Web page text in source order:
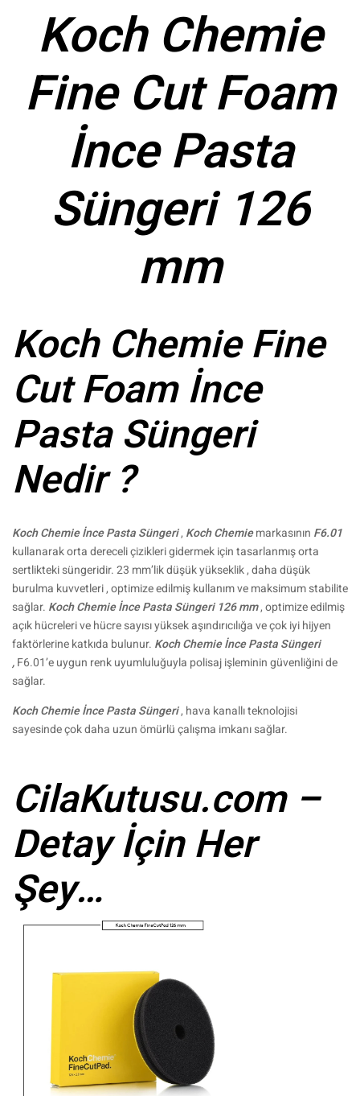
Koch Chemie
Fine Cut Foam
İnce Pasta
Süngeri 126
mm
Koch Chemie Fine
Cut Foam İnce
Pasta Süngeri
Nedir ?
Koch Chemie İnce Pasta Süngeri, Koch Chemiemarkasının F6.01
kullanarak orta dereceli çizikleri gidermek için tasarlanmış orta
sertlikteki süngeridir. 23 mm’lik düşük yükseklik , daha düşük
burulma kuvvetleri , optimize edilmiş kullanım ve maksimum stabilite
sağlar. Koch Chemie İnce Pasta Süngeri 126 mm, optimize edilmiş
açık hücreleri ve hücre sayısı yüksek aşındırıcılığa ve çok iyi hijyen
faktörlerine katkıda bulunur. Koch Chemie İnce Pasta Süngeri
,F6.01’e uygun renk uyumluluğuyla polisaj işleminin güvenliğini de
sağlar.
Koch Chemie İnce Pasta Süngeri, hava kanallı teknolojisi
sayesinde çok daha uzun ömürlü çalışma imkanı sağlar.
CilaKutusu.com –
Detay İçin Her
Şey…